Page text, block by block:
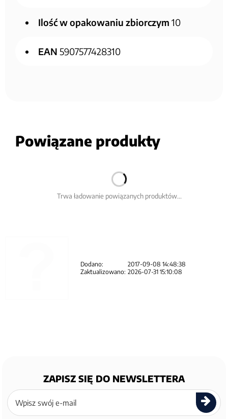
Ilość w opakowaniu zbiorczym 10
EAN 5907577428310
Powiązane produkty
Trwa ładowanie powiązanych produktów...
Dodano:
2017-09-08 14:48:38
Zaktualizowano: 2026-07-31 15:10:08
ZAPISZ SIĘ DO NEWSLETTERA
Zapisz
się
newslettera